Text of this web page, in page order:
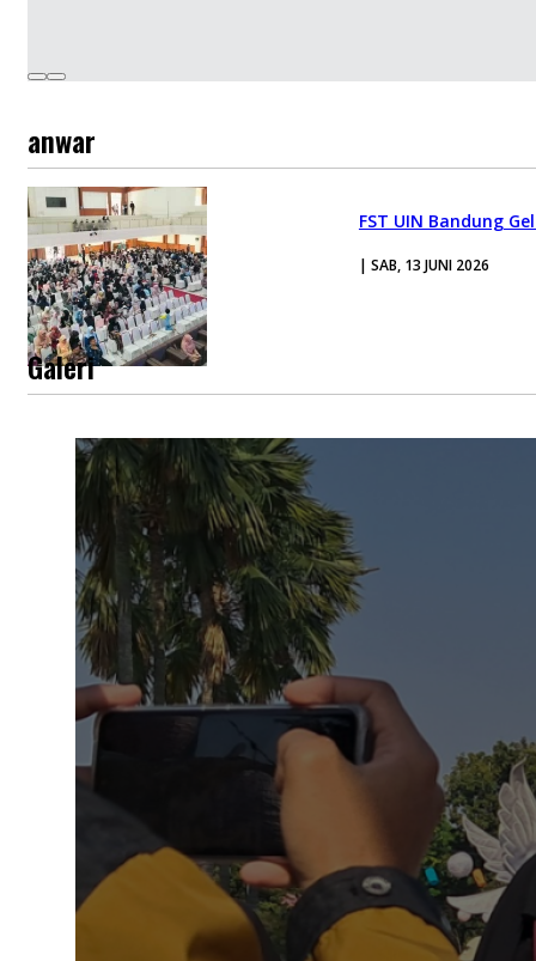
anwar
FST UIN Bandung
| SAB, 13 JUNI 2026
Galeri